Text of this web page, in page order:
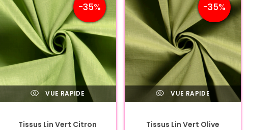
-35%
VUE RAPIDE
Tissus Lin Vert Citron
-35%
VUE RAPIDE
Tissus Lin Vert Olive